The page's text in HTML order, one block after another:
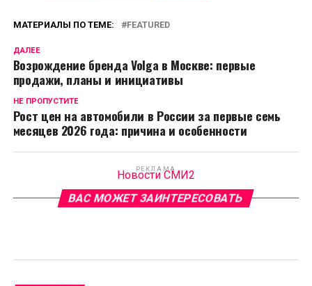
МАТЕРИАЛЫ ПО ТЕМЕ: FEATURED
ДАЛЕЕ
Возрождение бренда Volga в Москве: первые
продажи, планы и инициативы
НЕ ПРОПУСТИТЕ
Рост цен на автомобили в России за первые семь
месяцев 2026 года: причина и особенности
РЕКЛАМА
Новости СМИ2
ВАС МОЖЕТ ЗАИНТЕРЕСОВАТЬ